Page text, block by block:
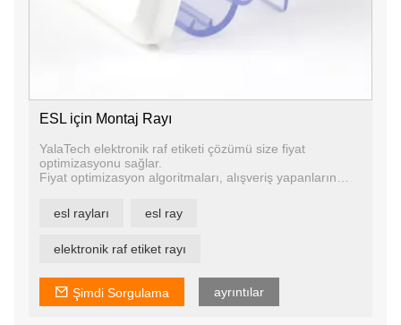
ESL için Montaj Rayı
YalaTech elektronik raf etiketi çözümü size fiyat
optimizasyonu sağlar.
Fiyat optimizasyon algoritmaları, alışveriş yapanların
fiyatlarına ve daha fazlasına göre ayarlamanıza olanak
tanır. ESL etiketleri, geliri ve büyümeyi artırmak ve kar
önerilere dayalı olarak anında fiyat değişiklikleri
esl rayları esl ray
elektronik raf etiket rayı
Şimdi Sorgulama ayrıntılar